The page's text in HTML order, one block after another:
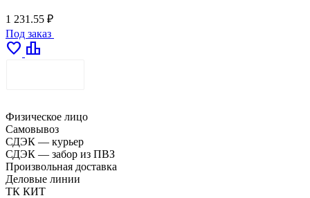
1 231.55 ₽
Под заказ
favorite leaderboard
Физическое лицо
Самовывоз
СДЭК — курьер
СДЭК — забор из ПВЗ
Произвольная доставка
Деловые линии
ТК КИТ